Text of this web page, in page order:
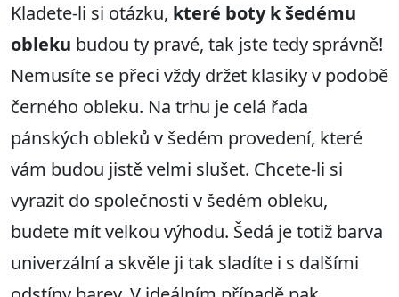
Kladete-li si otázku, které boty k šedému
obleku budou ty pravé, tak jste tedy správně!
Nemusíte se přeci vždy držet klasiky v podobě
černého obleku. Na trhu je celá řada
pánských obleků v šedém provedení, které
vám budou jistě velmi slušet. Chcete-li si
vyrazit do společnosti v šedém obleku,
budete mít velkou výhodu. Šedá je totiž barva
univerzální a skvěle ji tak sladíte i s dalšími